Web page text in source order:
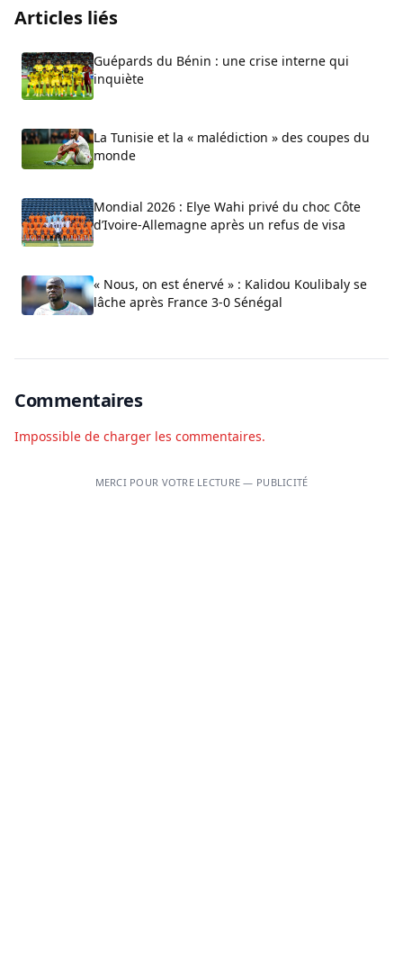
Articles liés
Guépards du Bénin : une crise interne qui
inquiète
La Tunisie et la « malédiction » des coupes du
monde
Mondial 2026 : Elye Wahi privé du choc Côte
d’Ivoire-Allemagne après un refus de visa
« Nous, on est énervé » : Kalidou Koulibaly se
lâche après France 3-0 Sénégal
Commentaires
Impossible de charger les commentaires.
MERCI POUR VOTRE LECTURE — PUBLICITÉ